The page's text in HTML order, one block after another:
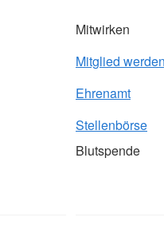
Mitwirken
Mitglied werden
Ehrenamt
Stellenbörse
Blutspende